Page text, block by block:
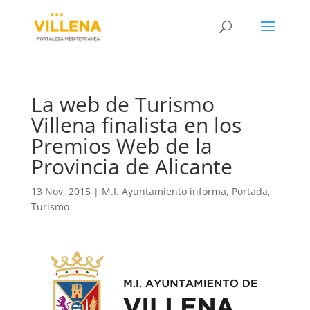
La web de Turismo
Villena finalista en los
Premios Web de la
Provincia de Alicante
13 Nov, 2015| M.I. Ayuntamiento informa, Portada,
Turismo